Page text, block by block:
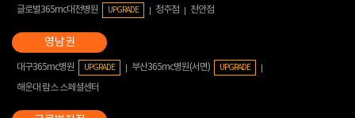
글로벌365mc대전병원 UPGRADE 청주점 천안점
대구365mc병원 UPGRADE 부산365mc병원(서면) UPGRADE
해운대 람스 스페셜센터